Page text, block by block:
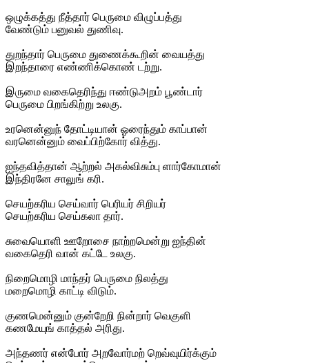
ஒழுக்கத்து நீத்தார் பெருமை விழுப்பத்து
வேண்டும் பனுவல் துணிவு.
துறந்தார் பெருமை துணைக்கூறின் வையத்து
இறந்தாரை எண்ணிக்கொண் டற்று.
இருமை வகைதெரிந்து ஈண்டுஅறம் பூண்டார்
பெருமை பிறங்கிற்று உலகு.
உரனென்னுந் தோட்டியான் ஓரைந்தும் காப்பான்
வரனென்னும் வைப்பிற்கோர் வித்து.
ஐந்தவித்தான் ஆற்றல் அகல்விசும்பு ளார்கோமான்
இந்திரனே சாலுங் கரி.
செயற்கரிய செய்வார் பெரியர் சிறியர்
செயற்கரிய செய்கலா தார்.
சுவையொளி ஊறோசை நாற்றமென்று ஐந்தின்
வகைதெரி வான் கட்டே உலகு.
நிறைமொழி மாந்தர் பெருமை நிலத்து
மறைமொழி காட்டி விடும்.
குணமென்னும் குன்றேறி நின்றார் வெகுளி
கணமேயுங் காத்தல் அரிது.
அந்தணர் என்போர் அறவோர்மற் றெவ்வுயிர்க்கும்